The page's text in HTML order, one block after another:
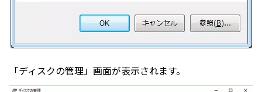
「ディスクの管理」画面が表示されます。